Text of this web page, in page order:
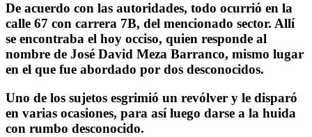
De acuerdo con las autoridades, todo ocurrió en la
calle 67 con carrera 7B, del mencionado sector. Allí
se encontraba el hoy occiso, quien responde al
nombre de José David Meza Barranco, mismo lugar
en el que fue abordado por dos desconocidos.
Uno de los sujetos esgrimió un revólver y le disparó
en varias ocasiones, para así luego darse a la huida
con rumbo desconocido.